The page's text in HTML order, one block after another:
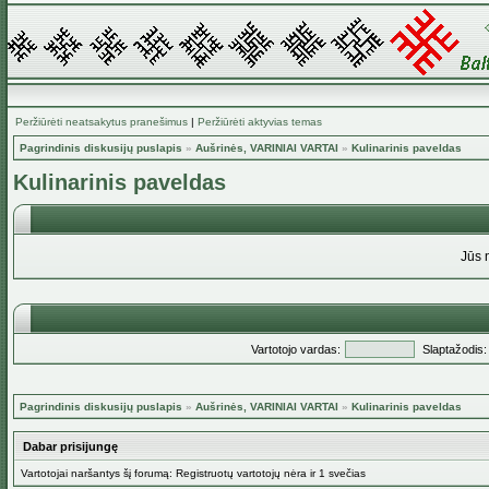
Peržiūrėti neatsakytus pranešimus | Peržiūrėti aktyvias temas
Pagrindinis diskusijų puslapis » Aušrinės, VARINIAI VARTAI » Kulinarinis paveldas
Kulinarinis paveldas
Jūs
Vartotojo vardas: Slaptažodis:
Pagrindinis diskusijų puslapis » Aušrinės, VARINIAI VARTAI » Kulinarinis paveldas
Dabar prisijungę
Vartotojai naršantys šį forumą: Registruotų vartotojų nėra ir 1 svečias